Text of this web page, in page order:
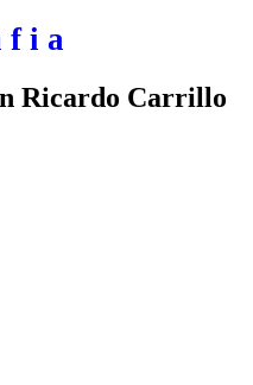
f i a
Ricardo Carrillo